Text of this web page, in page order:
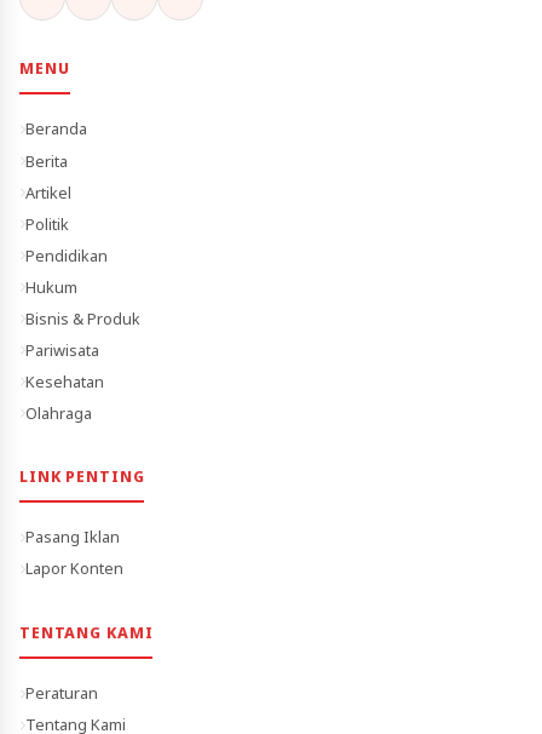
MENU
Beranda
Berita
Artikel
Politik
Pendidikan
Hukum
Bisnis & Produk
Pariwisata
Kesehatan
Olahraga
LINK PENTING
Pasang Iklan
Lapor Konten
TENTANG KAMI
Peraturan
Tentang Kami